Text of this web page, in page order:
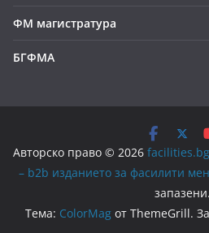
ФМ магистратура
БГФМА
Авторско право © 2026
– b2b изданието за фасилити
запазени.
Тема: ColorMag от ThemeGrill.